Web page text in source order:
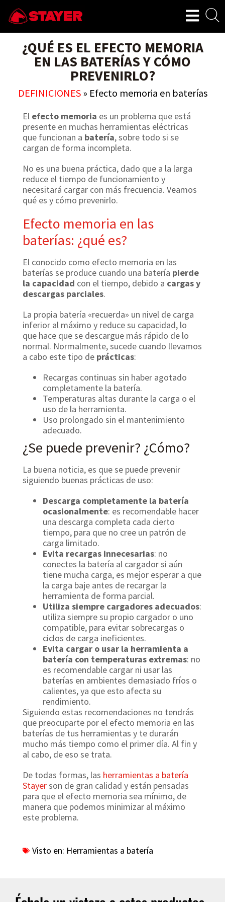
¿QUÉ ES EL EFECTO MEMORIA
EN LAS BATERÍAS Y CÓMO
PREVENIRLO?
DEFINICIONES» Efecto memoria en baterías
El efecto memoria es un problema que está
presente en muchas herramientas eléctricas
que funcionan a batería, sobre todo si se
cargan de forma incompleta.
No es una buena práctica, dado que a la larga
reduce el tiempo de funcionamiento y
necesitará cargar con más frecuencia. Veamos
qué es y cómo prevenirlo.
Efecto memoria en las
baterías: ¿qué es?
El conocido como efecto memoria en las
baterías se produce cuando una batería pierde
la capacidad con el tiempo, debido a cargas y
descargas parciales.
La propia batería «recuerda» un nivel de carga
inferior al máximo y reduce su capacidad, lo
que hace que se descargue más rápido de lo
normal. Normalmente, sucede cuando llevamos
a cabo este tipo de prácticas:
Recargas continuas sin haber agotado
completamente la batería.
Temperaturas altas durante la carga o el
uso de la herramienta.
Uso prolongado sin el mantenimiento
adecuado.
¿Se puede prevenir? ¿Cómo?
La buena noticia, es que se puede prevenir
siguiendo buenas prácticas de uso:
Descarga completamente la batería
ocasionalmente: es recomendable hacer
una descarga completa cada cierto
tiempo, para que no cree un patrón de
carga limitado.
Evita recargas innecesarias: no
conectes la batería al cargador si aún
tiene mucha carga, es mejor esperar a que
la carga baje antes de recargar la
herramienta de forma parcial.
Utiliza siempre cargadores adecuados:
utiliza siempre su propio cargador o uno
compatible, para evitar sobrecargas o
ciclos de carga ineficientes.
Evita cargar o usar la herramienta a
batería con temperaturas extremas: no
es recomendable cargar ni usar las
baterías en ambientes demasiado fríos o
calientes, ya que esto afecta su
rendimiento.
Siguiendo estas recomendaciones no tendrás
que preocuparte por el efecto memoria en las
baterías de tus herramientas y te durarán
mucho más tiempo como el primer día. Al fin y
al cabo, de eso se trata.
De todas formas, las herramientas a batería
Stayerson de gran calidad y están pensadas
para que el efecto memoria sea mínimo, de
manera que podemos minimizar al máximo
este problema.
Visto en: Herramientas a batería